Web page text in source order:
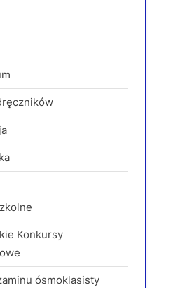
s
Konkursy
ósmoklasisty